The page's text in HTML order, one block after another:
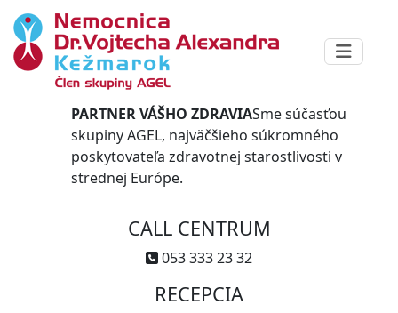
PARTNER VÁŠHO ZDRAVIASme súčasťou
skupiny AGEL, najväčšieho súkromného
poskytovateľa zdravotnej starostlivosti v
strednej Európe.
CALL CENTRUM
053 333 23 32
RECEPCIA